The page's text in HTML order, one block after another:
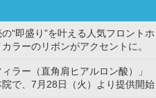
“即盛り”を叶える人気フロントホ
ラーのリボンがアクセントに。
ラー（直角肩ヒアルロン酸）」
で、7月28日（火）より提供開始